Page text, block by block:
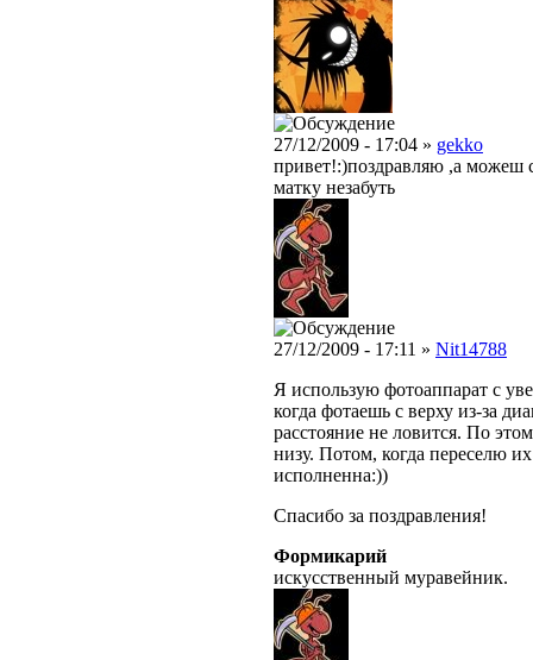
27/12/2009 - 17:04 » gekko
привет!:)поздравляю ,а можеш
матку незабуть
27/12/2009 - 17:11 » Nit14788
Я использую фотоаппарат с
когда фотаешь с верху из-за
расстояние не ловится. По
низу. Потом, когда переселю
исполненна:))
Спасибо за поздравления!
Формикарий
искусственный муравейник.